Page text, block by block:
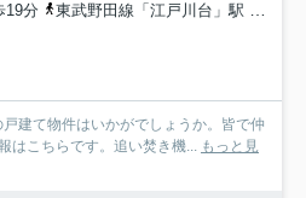
19分
東武野田線「江戸川台」駅 徒歩24分
建て物件はいかがでしょうか。皆で仲
はこちらです。追い焚き機... もっと見